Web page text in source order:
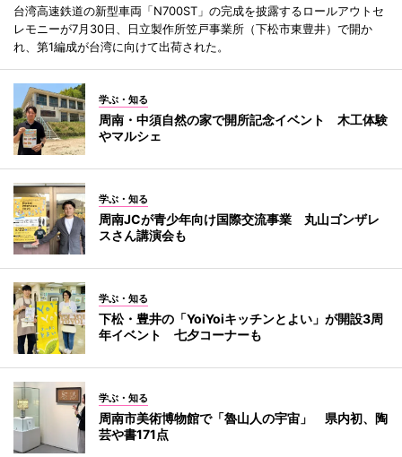
台湾高速鉄道の新型車両「N700ST」の完成を披露するロールアウトセ
レモニーが7月30日、日立製作所笠戸事業所（下松市東豊井）で開か
れ、第1編成が台湾に向けて出荷された。
学ぶ・知る
周南・中須自然の家で開所記念イベント 木工体験
やマルシェ
学ぶ・知る
周南JCが青少年向け国際交流事業 丸山ゴンザレ
スさん講演会も
学ぶ・知る
下松・豊井の「YoiYoiキッチンとよい」が開設3周
年イベント 七夕コーナーも
学ぶ・知る
周南市美術博物館で「魯山人の宇宙」 県内初、陶
芸や書171点